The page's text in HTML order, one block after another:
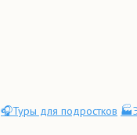
🎧Туры для подростков